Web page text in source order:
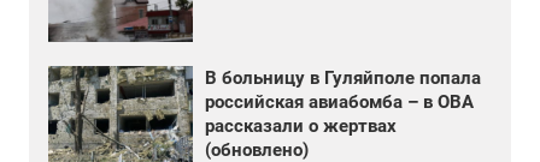
В больницу в Гуляйполе попала
российская авиабомба – в ОВА
рассказали о жертвах
(обновлено)